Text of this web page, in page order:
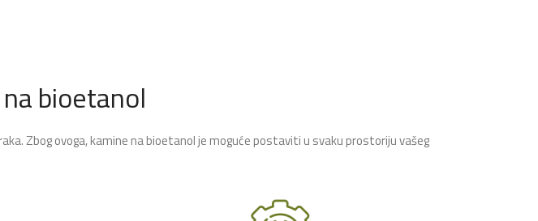
bioetanol
Zbog ovoga, kamine na bioetanol je moguće postaviti u svaku prostoriju vašeg